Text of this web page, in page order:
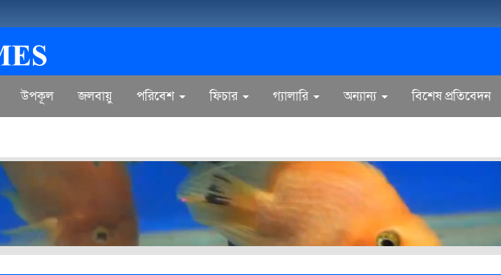
উপকূল জলবায়ু পরিবেশ ফিচার গ্যালারি অন্যান্য বিশেষ প্রতিবেদন